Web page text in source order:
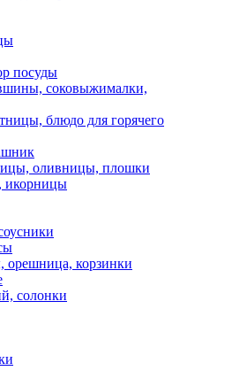
посуды
соковыжималки,
блюдо для горячего
оливницы, плошки
икорницы
корзинки
солонки